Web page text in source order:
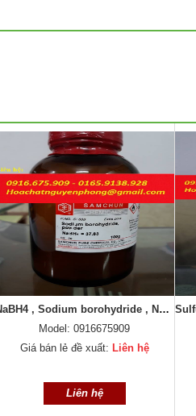
Sulfuric acid 0.1N , Dung dịch chuẩn H2SO4 0.1N , Samchun , Hàn Quốc
Model: 0916675909
Giá bán lẻ đề xuất: Liên hệ
Liên hệ